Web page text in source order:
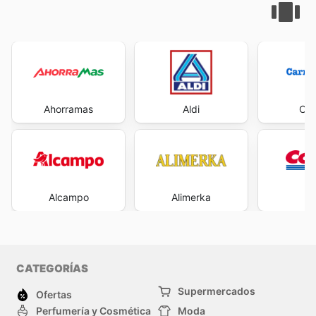
Ahorramas
Alcampo
Aldi
Alimerka
CATEGORÍAS
Ofertas
Supermercados
Perfumería y Cosmética
Moda